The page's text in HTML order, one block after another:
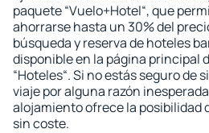
paquete “Vuelo+Hotel“, que
ahorrarse hasta un 30% del
búsqueda y reserva de hoteles
disponible en la página principal
“Hoteles“. Si no estás seguro de
viaje por alguna razón
alojamiento ofrece la posibilidad
sin coste.